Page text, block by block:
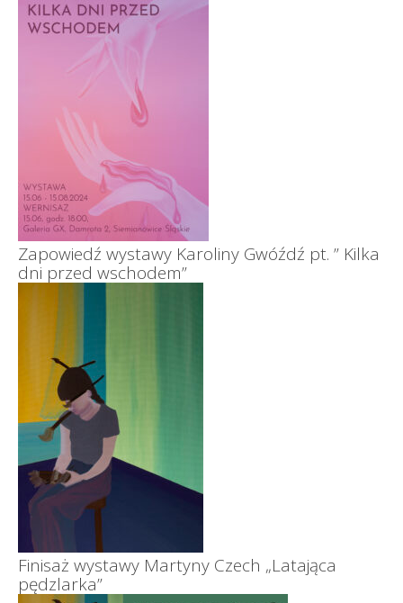
Zapowiedź wystawy Karoliny Gwóźdź pt. ” Kilka
dni przed wschodem”
Finisaż wystawy Martyny Czech „Latająca
pędzlarka”